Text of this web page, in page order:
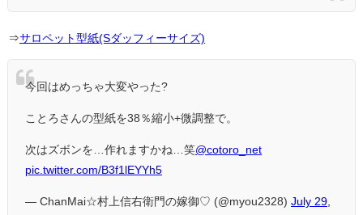
⇒サロペット型紙(Sダッフィーサイズ)
今回はめっちゃ大変やった?
ことろさんの型紙を38％縮小+微調整で。
次はズボンを…作れますかね…笑@cotoro_net
pic.twitter.com/B3f1lEYYh5
— ChanMai☆村上信右衛門の嫁御♡ (@myou2328) July 29,